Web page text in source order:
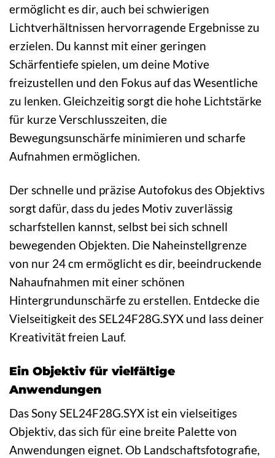
ermöglicht es dir, auch bei schwierigen
Lichtverhältnissen hervorragende Ergebnisse zu
erzielen. Du kannst mit einer geringen
Schärfentiefe spielen, um deine Motive
freizustellen und den Fokus auf das Wesentliche
zu lenken. Gleichzeitig sorgt die hohe Lichtstärke
für kurze Verschlusszeiten, die
Bewegungsunschärfe minimieren und scharfe
Aufnahmen ermöglichen.
Der schnelle und präzise Autofokus des Objektivs
sorgt dafür, dass du jedes Motiv zuverlässig
scharfstellen kannst, selbst bei sich schnell
bewegenden Objekten. Die Naheinstellgrenze
von nur 24 cm ermöglicht es dir, beeindruckende
Nahaufnahmen mit einer schönen
Hintergrundunschärfe zu erstellen. Entdecke die
Vielseitigkeit des SEL24F28G.SYX und lass deiner
Kreativität freien Lauf.
Ein Objektiv für vielfältige
Anwendungen
Das Sony SEL24F28G.SYX ist ein vielseitiges
Objektiv, das sich für eine breite Palette von
Anwendungen eignet. Ob Landschaftsfotografie,